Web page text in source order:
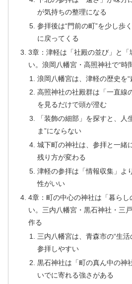
が気持ちの整理になる
参拝後は“門前の町”を少し歩
に戻ってくる
3章：津軽は「社殿の並び」と「
い。浪岡八幡宮・高照神社で“時
浪岡八幡宮は、津軽の歴史を
高照神社の社殿群は「一直線
を見るだけで頭が澄む
「装飾の細部」を探すと、人
ま”にならない
城下町の神社は、参拝と一緒
残り方が変わる
津軽の参拝は「情報収集」よ
性がいい
4章：町の中心の神社は「暮らし
い。三内八幡宮・黒石神社・三
作る
三内八幡宮は、青森市の“生
参拝しやすい
黒石神社は「町の真ん中の神
いでに寄れる強さがある